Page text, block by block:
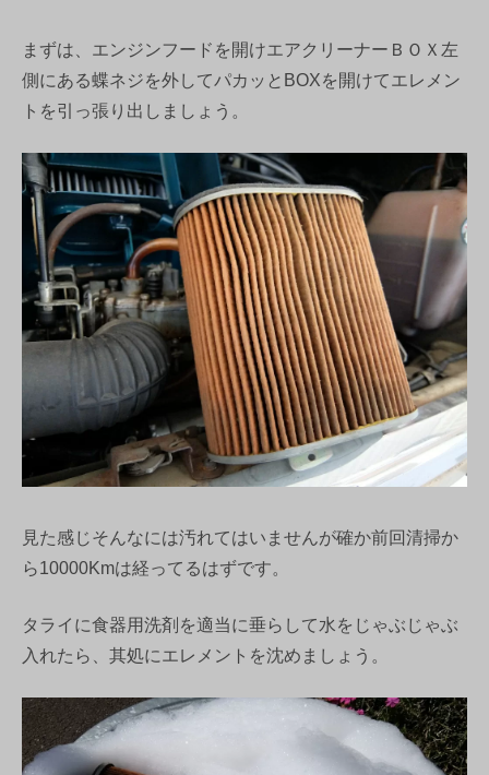
まずは、エンジンフードを開けエアクリーナーＢＯＸ左
側にある蝶ネジを外してパカッとBOXを開けてエレメン
トを引っ張り出しましょう。
見た感じそんなには汚れてはいませんが確か前回清掃か
ら10000Kmは経ってるはずです。
タライに食器用洗剤を適当に垂らして水をじゃぶじゃぶ
入れたら、其処にエレメントを沈めましょう。